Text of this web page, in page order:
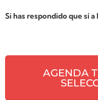
Si has respondido que sí a
AGENDA